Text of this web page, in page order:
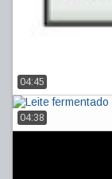
04:45
04:38